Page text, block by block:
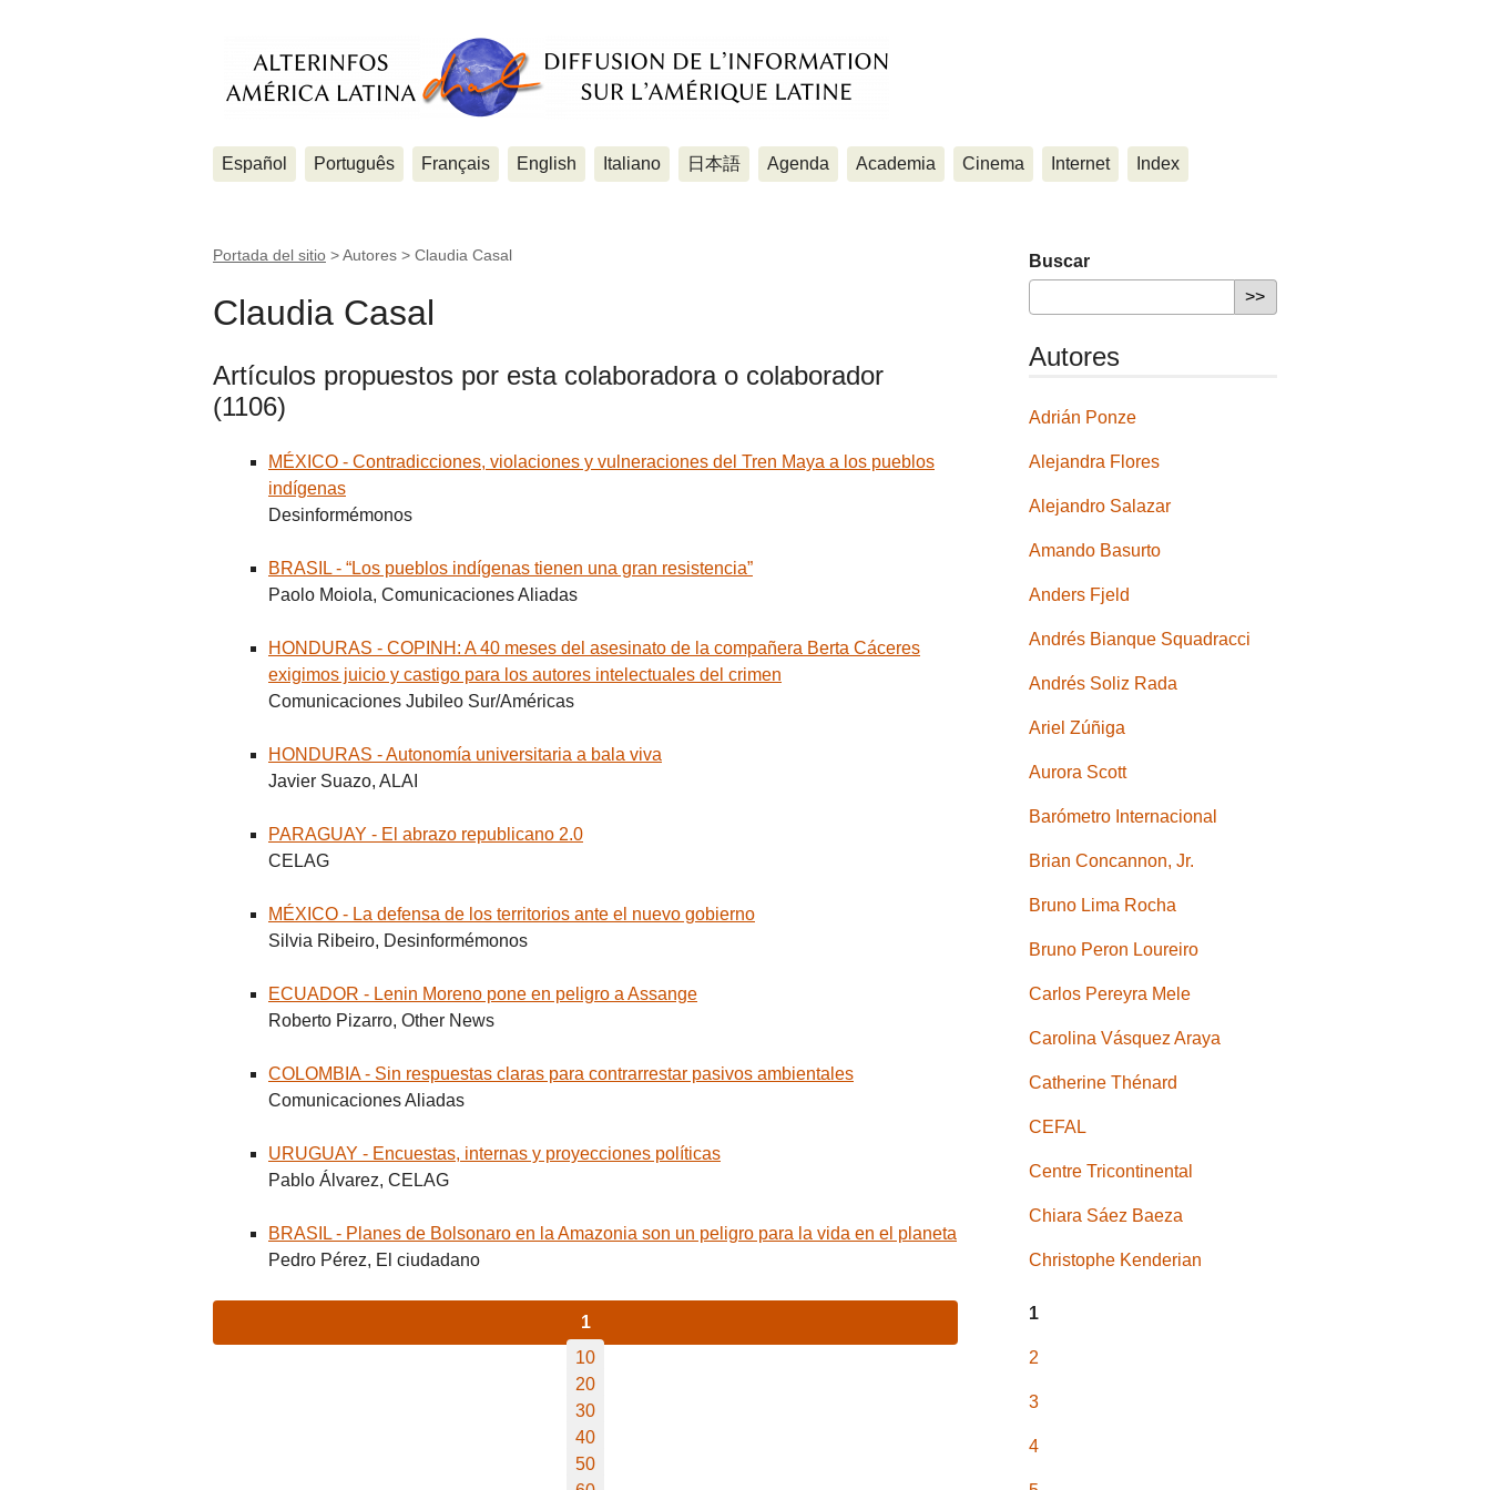
Español Português Français English Italiano 日本語 Agenda Academia Cinema Internet Index
Portada del sitio > Autores > Claudia Casal
Claudia Casal
Artículos propuestos por esta colaboradora o colaborador
(1106)
MÉXICO - Contradicciones, violaciones y vulneraciones del Tren Maya a los pueblos
indígenas
Desinformémonos
BRASIL - “Los pueblos indígenas tienen una gran resistencia”
Paolo Moiola, Comunicaciones Aliadas
HONDURAS - COPINH: A 40 meses del asesinato de la compañera Berta Cáceres
exigimos juicio y castigo para los autores intelectuales del crimen
Comunicaciones Jubileo Sur/Américas
HONDURAS - Autonomía universitaria a bala viva
Javier Suazo, ALAI
PARAGUAY - El abrazo republicano 2.0
CELAG
MÉXICO - La defensa de los territorios ante el nuevo gobierno
Silvia Ribeiro, Desinformémonos
ECUADOR - Lenin Moreno pone en peligro a Assange
Roberto Pizarro, Other News
COLOMBIA - Sin respuestas claras para contrarrestar pasivos ambientales
Comunicaciones Aliadas
URUGUAY - Encuestas, internas y proyecciones políticas
Pablo Álvarez, CELAG
BRASIL - Planes de Bolsonaro en la Amazonia son un peligro para la vida en el planeta
Pedro Pérez, El ciudadano
1
10
20
30
40
50
Buscar
Autores
Adrián Ponze
Alejandra Flores
Alejandro Salazar
Amando Basurto
Anders Fjeld
Andrés Bianque Squadracci
Andrés Soliz Rada
Ariel Zúñiga
Aurora Scott
Barómetro Internacional
Brian Concannon, Jr.
Bruno Lima Rocha
Bruno Peron Loureiro
Carlos Pereyra Mele
Carolina Vásquez Araya
Catherine Thénard
CEFAL
Centre Tricontinental
Chiara Sáez Baeza
Christophe Kenderian
1
2
3
4